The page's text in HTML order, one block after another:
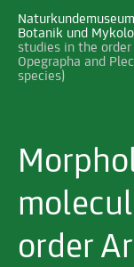
Botanik und
studies in the
Opegrapha and
species)
order